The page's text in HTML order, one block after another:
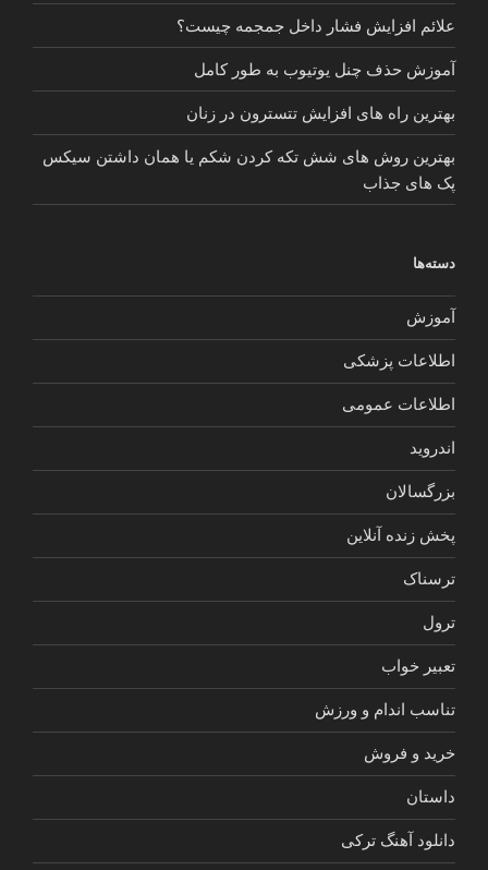
علائم افزایش فشار داخل جمجمه چیست؟
آموزش حذف چنل یوتیوب به طور کامل
بهترین راه های افزایش تتسترون در زنان
بهترین روش های شش تکه کردن شکم یا همان داشتن سیکس
پک های جذاب
دسته‌ها
آموزش
اطلاعات پزشکی
اطلاعات عمومی
اندروید
بزرگسالان
پخش زنده آنلاین
ترسناک
ترول
تعبیر خواب
تناسب اندام و ورزش
خرید و فروش
داستان
دانلود آهنگ ترکی